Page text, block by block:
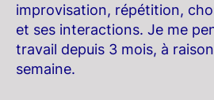
improvisation, répétition,
et ses interactions. Je me
travail depuis 3 mois, à
semaine.